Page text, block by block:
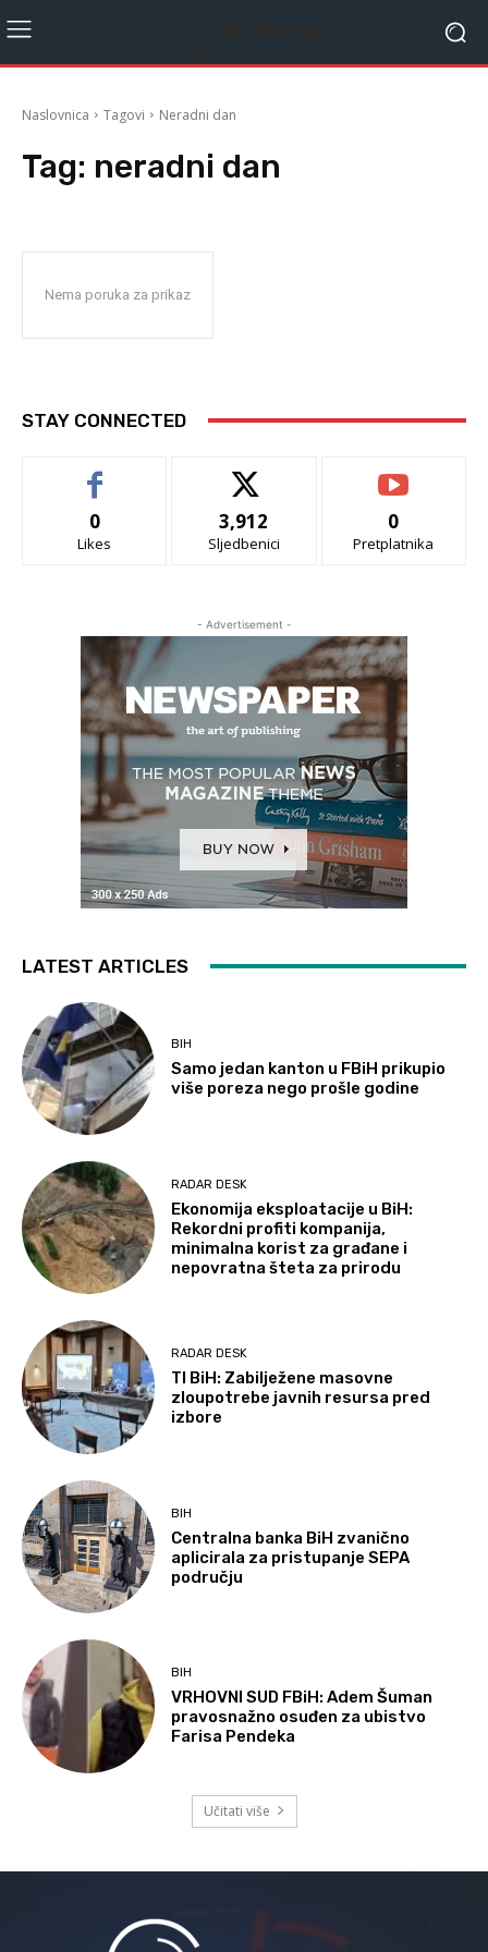
Naslovnica Tagovi Neradni dan
Tag: neradni dan
Nema poruka za prikaz
STAY CONNECTED
0
Likes
3,912
Sljedbenici
0
Pretplatnika
- Advertisement -
LATEST ARTICLES
BIH
Samo jedan kanton u FBiH prikupio
više poreza nego prošle godine
RADAR DESK
Ekonomija eksploatacije u BiH:
Rekordni profiti kompanija,
minimalna korist za građane i
nepovratna šteta za prirodu
RADAR DESK
TI BiH: Zabilježene masovne
zloupotrebe javnih resursa pred
izbore
BIH
Centralna banka BiH zvanično
aplicirala za pristupanje SEPA
području
BIH
VRHOVNI SUD FBiH: Adem Šuman
pravosnažno osuđen za ubistvo
Farisa Pendeka
Učitati više